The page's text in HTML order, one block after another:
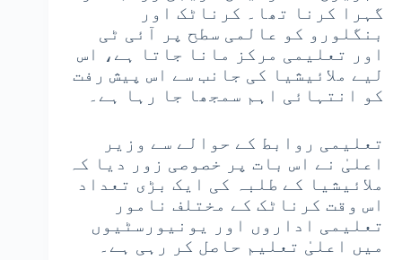
گہرا کرنا تھا۔ کرناٹک اور
بنگلورو کو عالمی سطح پر آئی ٹی
اور تعلیمی مرکز مانا جاتا ہے، اس
لیے ملائیشیا کی جانب سے اس پیش رفت
کو انتہائی اہم سمجھا جا رہا ہے۔
تعلیمی روابط کے حوالے سے وزیر
اعلیٰ نے اس بات پر خصوصی زور دیا کہ
ملائیشیا کے طلبہ کی ایک بڑی تعداد
اس وقت کرناٹک کے مختلف نامور
تعلیمی اداروں اور یونیورسٹیوں
میں اعلیٰ تعلیم حاصل کر رہی ہے۔